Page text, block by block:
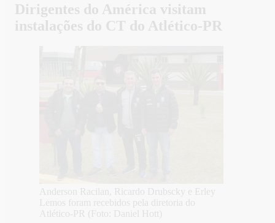
Dirigentes do América visitam
instalações do CT do Atlético-PR
Anderson Racilan, Ricardo Drubscky e Erley
Lemos foram recebidos pela diretoria do
Atlético-PR (Foto: Daniel Hott)